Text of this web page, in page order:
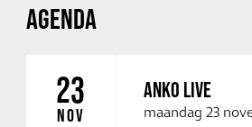
AGENDA
23
NOV
ANKO LIVE
maandag 23